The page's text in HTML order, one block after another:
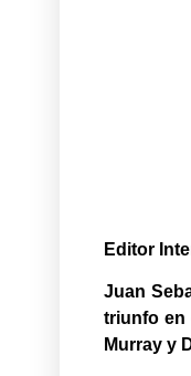
Editor
Juan
triunfo en
Murray y